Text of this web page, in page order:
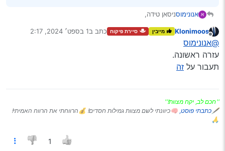
א אנונימוסניסאן טידה,
Klonimoos מייבין סיירת פיקוח כתב ב1 בספט׳ 2024, 2:17
נערך לאחרונה על ידי
@אנונימוס
עזרה ראשונה.
תעבור על זה
''חכם לב, יקח מצוות!''
🖋 כתבתי פוסט, 🧠כיוונתי לשם מצוות גמילות חסדים! 💰הרווחתי את הרווח האמיתי!
🙏
1